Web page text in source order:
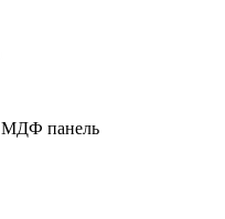
МДФ панель